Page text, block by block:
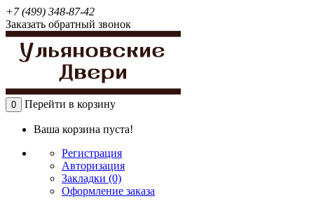
+7 (499) 348-87-42
Заказать обратный звонок
0 Перейти в корзину
Ваша корзина пуста!
Регистрация
Авторизация
Закладки (0)
Оформление заказа